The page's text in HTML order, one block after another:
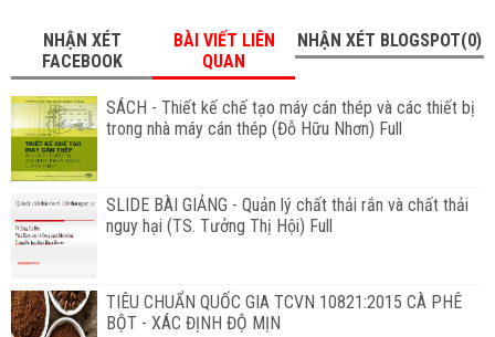
NHẬN XÉT
FACEBOOK
BÀI VIẾT LIÊN
QUAN
NHẬN XÉT BLOGSPOT(0)
SÁCH - Thiết kế chế tạo máy cán thép và các thiết bị
trong nhà máy cán thép (Đỗ Hữu Nhơn) Full
SLIDE BÀI GIẢNG - Quản lý chất thải rắn và chất thải
nguy hại (TS. Tưởng Thị Hội) Full
TIÊU CHUẨN QUỐC GIA TCVN 10821:2015 CÀ PHÊ
BỘT - XÁC ĐỊNH ĐỘ MỊN